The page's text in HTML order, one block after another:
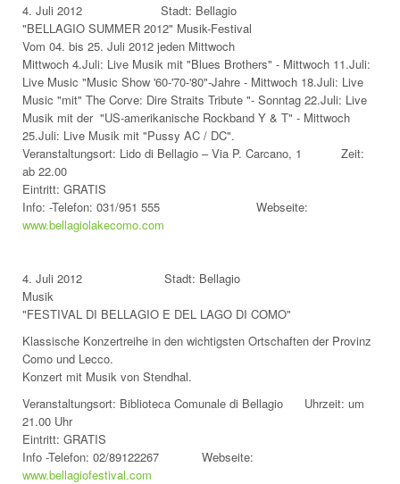
4. Juli 2012 Stadt: Bellagio
"BELLAGIO SUMMER 2012" Musik-Festival
Vom 04. bis 25. Juli 2012 jeden Mittwoch
Mittwoch 4.Juli: Live Musik mit "Blues Brothers" - Mittwoch 11.Juli:
Live Music "Music Show '60-'70-'80"-Jahre - Mittwoch 18.Juli: Live
Music "mit" The Corve: Dire Straits Tribute "- Sonntag 22.Juli: Live
Musik mit der "US-amerikanische Rockband Y & T" - Mittwoch
25.Juli: Live Musik mit "Pussy AC / DC".
Veranstaltungsort: Lido di Bellagio – Via P. Carcano, 1 Zeit:
ab 22.00
Eintritt: GRATIS
Info: -Telefon: 031/951 555 Webseite:
www.bellagiolakecomo.com
4. Juli 2012 Stadt: Bellagio
Musik
"FESTIVAL DI BELLAGIO E DEL LAGO DI COMO"
Klassische Konzertreihe in den wichtigsten Ortschaften der Provinz
Como und Lecco.
Konzert mit Musik von Stendhal.
Veranstaltungsort: Biblioteca Comunale di Bellagio Uhrzeit: um
21.00 Uhr
Eintritt: GRATIS
Info -Telefon: 02/89122267 Webseite:
www.bellagiofestival.com